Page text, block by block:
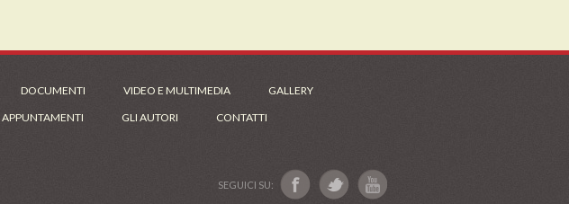
DOCUMENTI VIDEO E MULTIMEDIA
GALLERY
APPUNTAMENTI GLI AUTORI CONTATTI
SEGUICI SU: